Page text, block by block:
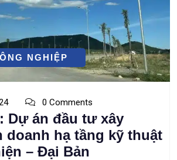
NGHIỆP
0 Comments
Dự án đầu tư xây
doanh hạ tầng kỹ thuật
– Đại Bản